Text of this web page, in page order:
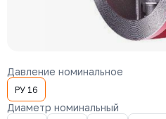
Давление номинальное
РУ 16
Диаметр номинальный